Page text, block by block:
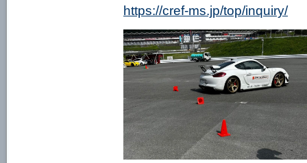
https://cref-ms.jp/top/inquiry/